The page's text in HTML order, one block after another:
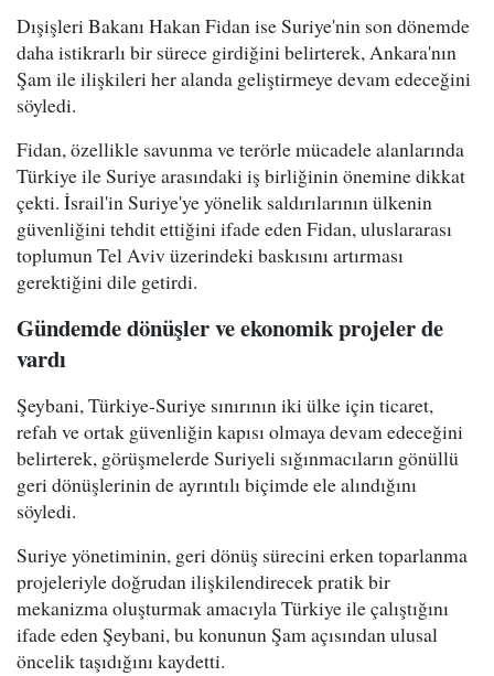
Dışişleri Bakanı Hakan Fidan ise Suriye'nin son dönemde
daha istikrarlı bir sürece girdiğini belirterek, Ankara'nın
Şam ile ilişkileri her alanda geliştirmeye devam edeceğini
söyledi.
Fidan, özellikle savunma ve terörle mücadele alanlarında
Türkiye ile Suriye arasındaki iş birliğinin önemine dikkat
çekti. İsrail'in Suriye'ye yönelik saldırılarının ülkenin
güvenliğini tehdit ettiğini ifade eden Fidan, uluslararası
toplumun Tel Aviv üzerindeki baskısını artırması
gerektiğini dile getirdi.
Gündemde dönüşler ve ekonomik projeler de
vardı
Şeybani, Türkiye-Suriye sınırının iki ülke için ticaret,
refah ve ortak güvenliğin kapısı olmaya devam edeceğini
belirterek, görüşmelerde Suriyeli sığınmacıların gönüllü
geri dönüşlerinin de ayrıntılı biçimde ele alındığını
söyledi.
Suriye yönetiminin, geri dönüş sürecini erken toparlanma
projeleriyle doğrudan ilişkilendirecek pratik bir
mekanizma oluşturmak amacıyla Türkiye ile çalıştığını
ifade eden Şeybani, bu konunun Şam açısından ulusal
öncelik taşıdığını kaydetti.